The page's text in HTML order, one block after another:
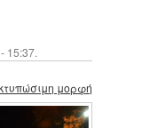
15:37.
μορφή